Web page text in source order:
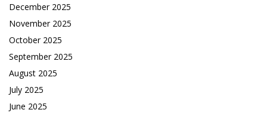
December 2025
November 2025
October 2025
September 2025
August 2025
July 2025
June 2025